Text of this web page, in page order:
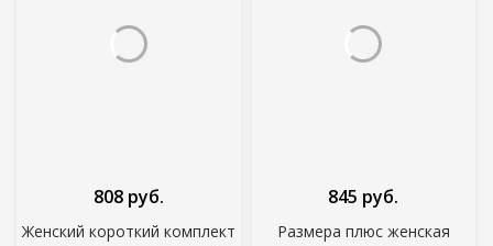
Женский короткий комплект
808 руб.
Размера плюс женская
845 руб.